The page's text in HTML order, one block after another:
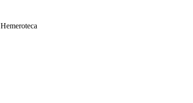
Hemeroteca